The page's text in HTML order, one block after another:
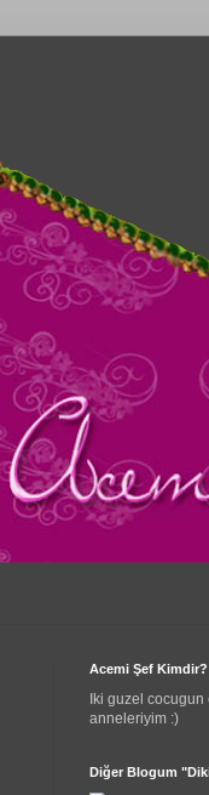
Acemi Şef Kimdir?
Iki guzel
anneleriyim :)
Diğer Blogum